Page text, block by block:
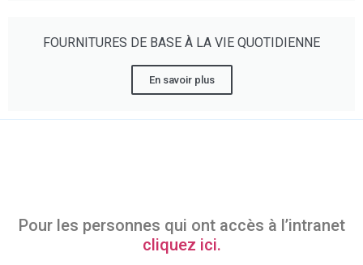
FOURNITURES DE BASE À LA VIE QUOTIDIENNE
En savoir plus
Pour les personnes qui ont accès à l’intranet
cliquez ici.